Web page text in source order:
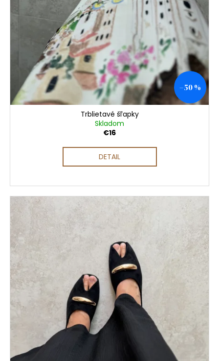
–50 %
Trblietavé šľapky
Skladom
€16
DETAIL